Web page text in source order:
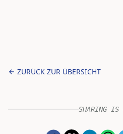
ZURÜCK ZUR ÜBERSICHT
SHARING IS